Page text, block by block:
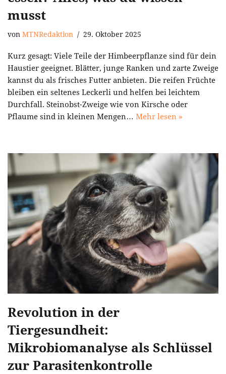
musst
von MTNRedaktion 29. Oktober 2025
Kurz gesagt: Viele Teile der Himbeerpflanze sind für dein
Haustier geeignet. Blätter, junge Ranken und zarte Zweige
kannst du als frisches Futter anbieten. Die reifen Früchte
bleiben ein seltenes Leckerli und helfen bei leichtem
Durchfall. Steinobst-Zweige wie von Kirsche oder
Pflaume sind in kleinen Mengen… Mehr lesen »
Revolution in der
Tiergesundheit:
Mikrobiomanalyse als Schlüssel
zur Parasitenkontrolle